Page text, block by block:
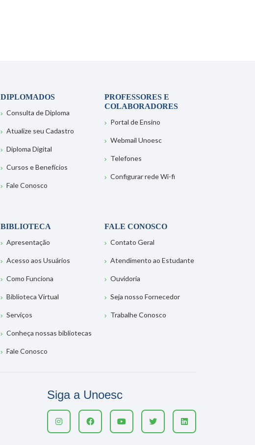
DIPLOMADOS
Consulta de Diploma
Atualize seu Cadastro
Diploma Digital
Cursos e Benefícios
Fale Conosco
PROFESSORES E
COLABORADORES
Portal de Ensino
Webmail Unoesc
Telefones
Configurar rede Wi-fi
BIBLIOTECA
Apresentação
Acesso aos Usuários
Como Funciona
Biblioteca Virtual
Serviços
Conheça nossas bibliotecas
Fale Conosco
FALE CONOSCO
Contato Geral
Atendimento ao Estudante
Ouvidoria
Seja nosso Fornecedor
Trabalhe Conosco
Siga a Unoesc